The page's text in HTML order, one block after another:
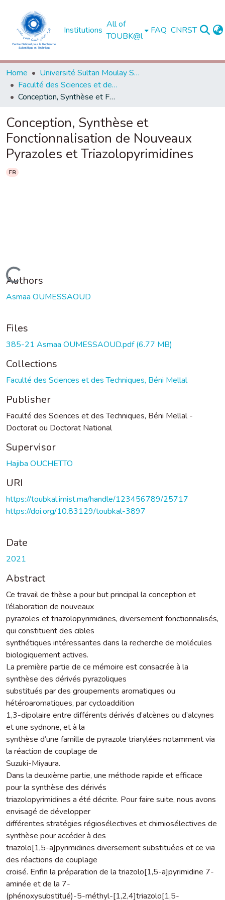
Institutions
All of
TOUBK@l
FAQ CNRST
Home
Université Sultan Moulay Slimane - Béni Mellal
Faculté des Sciences et des Techniques, Béni Mellal
Conception, Synthèse et Fonctionnalisation de Nouveaux Pyrazoles et Triazolopyrimidines
Conception, Synthèse et
Fonctionnalisation de Nouveaux
Pyrazoles et Triazolopyrimidines
FR
Loading...
Authors
Asmaa OUMESSAOUD
Files
385-21 Asmaa OUMESSAOUD.pdf(6.77 MB)
Collections
Faculté des Sciences et des Techniques, Béni Mellal
Publisher
Faculté des Sciences et des Techniques, Béni Mellal -
Doctorat ou Doctorat National
Supervisor
Hajiba OUCHETTO
URI
https://toubkal.imist.ma/handle/123456789/25717
https://doi.org/10.83129/toubkal-3897
Date
2021
Abstract
Ce travail de thèse a pour but principal la conception et
l’élaboration de nouveaux
pyrazoles et triazolopyrimidines, diversement fonctionnalisés,
qui constituent des cibles
synthétiques intéressantes dans la recherche de molécules
biologiquement actives.
La première partie de ce mémoire est consacrée à la
synthèse des dérivés pyrazoliques
substitués par des groupements aromatiques ou
hétéroaromatiques, par cycloaddition
1,3-dipolaire entre différents dérivés d’alcènes ou d’alcynes
et une sydnone, et à la
synthèse d’une famille de pyrazole triarylées notamment via
la réaction de couplage de
Suzuki-Miyaura.
Dans la deuxième partie, une méthode rapide et efficace
pour la synthèse des dérivés
triazolopyrimidines a été décrite. Pour faire suite, nous avons
envisagé de développer
différentes stratégies régiosélectives et chimiosélectives de
synthèse pour accéder à des
triazolo[1,5-a]pyrimidines diversement substituées et ce via
des réactions de couplage
croisé. Enfin la préparation de la triazolo[1,5-a]pyrimidine 7-
aminée et de la 7-
(phénoxysubstitué)-5-méthyl-[1,2,4]triazolo[1,5-